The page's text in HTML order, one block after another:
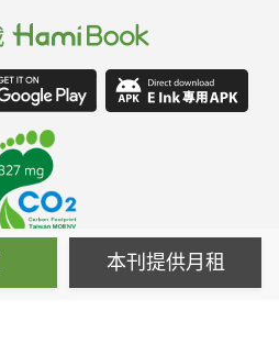
本刊提供月租